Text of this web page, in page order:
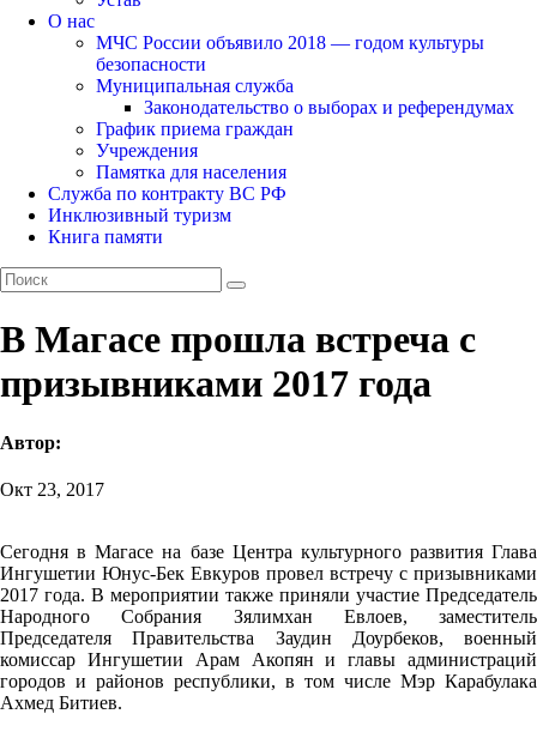
О нас
МЧС России объявило 2018 — годом культуры
безопасности
Муниципальная служба
Законодательство о выборах и референдумах
График приема граждан
Учреждения
Памятка для населения
Служба по контракту ВС РФ
Инклюзивный туризм
Книга памяти
В Магасе прошла встреча с
призывниками 2017 года
Автор:
Окт 23, 2017
Сегодня в Магасе на базе Центра культурного развития Глава
Ингушетии Юнус-Бек Евкуров провел встречу с призывниками
2017 года. В мероприятии также приняли участие Председатель
Народного Собрания Зялимхан Евлоев, заместитель
Председателя Правительства Заудин Доурбеков, военный
комиссар Ингушетии Арам Акопян и главы администраций
городов и районов республики, в том числе Мэр Карабулака
Ахмед Битиев.